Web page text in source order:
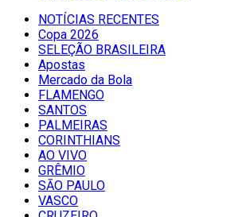
NOTÍCIAS RECENTES
Copa 2026
SELEÇÃO BRASILEIRA
Apostas
Mercado da Bola
FLAMENGO
SANTOS
PALMEIRAS
CORINTHIANS
AO VIVO
GRÊMIO
SĀO PAULO
VASCO